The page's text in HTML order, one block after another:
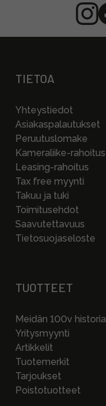
TIETOA
Yhteystiedot
Asiakaspalautukset
Peruutuslomake
Kameraliike-rahoitus
Leasing-rahoitus
Tax free myynti
Takuu ja tuki
Toimitusehdot
Saavutettavuus
Tietosuojaseloste
TUOTTEET
Meidän 100v historia
Yritysmyynti
Artikkelit
Tuotemerkit
Tarjoukset
Poistotuotteet